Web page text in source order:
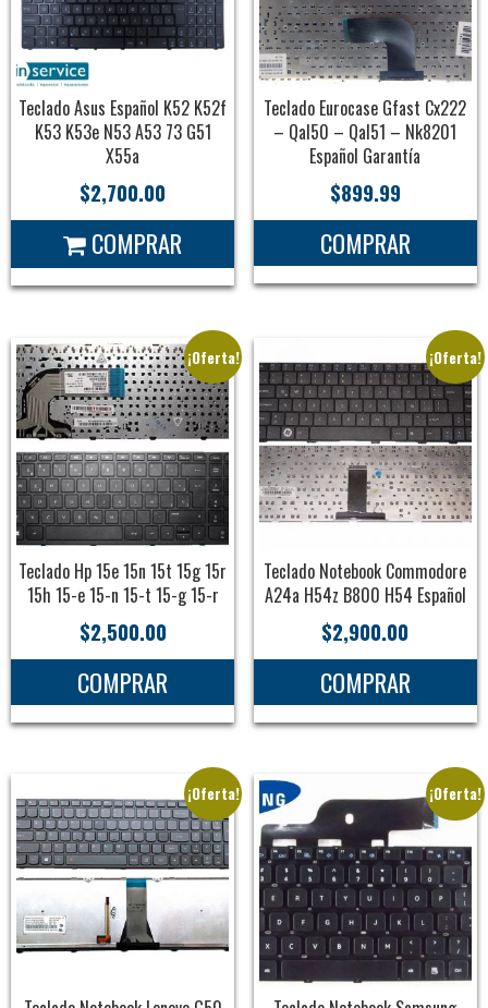
Teclado Asus Español K52 K52f
K53 K53e N53 A53 73 G51
X55a
$2,700.00
COMPRAR
Teclado Eurocase Gfast Cx222
– Qal50 – Qal51 – Nk8201
Español Garantía
$899.99
COMPRAR
¡Oferta!
Teclado Hp 15e 15n 15t 15g 15r
15h 15-e 15-n 15-t 15-g 15-r
$2,500.00
COMPRAR
¡Oferta!
Teclado Notebook Commodore
A24a H54z B800 H54 Español
$2,900.00
COMPRAR
¡Oferta! ¡Oferta!